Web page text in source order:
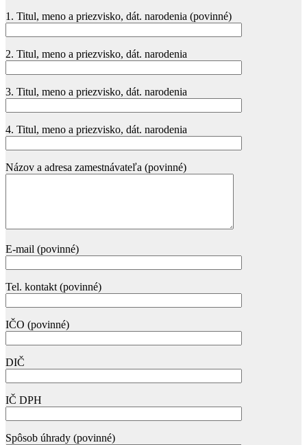
1. Titul, meno a priezvisko, dát. narodenia (povinné)
2. Titul, meno a priezvisko, dát. narodenia
3. Titul, meno a priezvisko, dát. narodenia
4. Titul, meno a priezvisko, dát. narodenia
Názov a adresa zamestnávateľa (povinné)
E-mail (povinné)
Tel. kontakt (povinné)
IČO (povinné)
DIČ
IČ DPH
Spôsob úhrady (povinné)